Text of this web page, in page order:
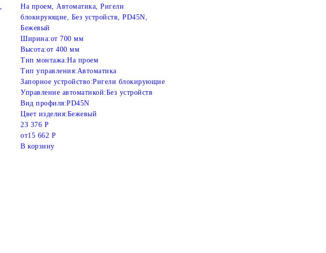
На проем, Автоматика, Ригели
блокирующие, Без устройств, PD45N,
Бежевый
Ширина:от 700 мм
Высота:от 400 мм
Тип монтажа:На проем
Тип управления: Автоматика
Запорное устройство:Ригели блокирующие
Управление автоматикой:Без устройств
Вид профиля:PD45N
Цвет изделия:Бежевый
23 376 Р
от15 662 Р
В корзину